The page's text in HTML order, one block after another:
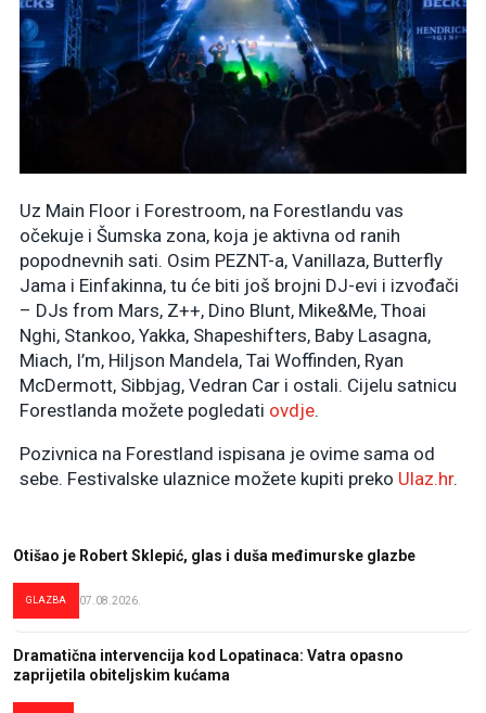
Uz Main Floor i Forestroom, na Forestlandu vas
očekuje i Šumska zona, koja je aktivna od ranih
popodnevnih sati. Osim PEZNT-a, Vanillaza, Butterfly
Jama i Einfakinna, tu će biti još brojni DJ-evi i izvođači
– DJs from Mars, Z++, Dino Blunt, Mike&Me, Thoai
Nghi, Stankoo, Yakka, Shapeshifters, Baby Lasagna,
Miach, I’m, Hiljson Mandela, Tai Woffinden, Ryan
McDermott, Sibbjag, Vedran Car i ostali. Cijelu satnicu
Forestlanda možete pogledati ovdje.
Pozivnica na Forestland ispisana je ovime sama od
sebe. Festivalske ulaznice možete kupiti preko Ulaz.hr.
Otišao je Robert Sklepić, glas i duša međimurske glazbe
GLAZBA 07.08.2026.
Dramatična intervencija kod Lopatinaca: Vatra opasno
zaprijetila obiteljskim kućama